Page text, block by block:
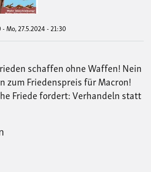
-Mo, 27.5.2024 - 21:30
schaffen ohne Waffen! Nein
zum Friedenspreis für Macron!
Friede fordert: Verhandeln statt